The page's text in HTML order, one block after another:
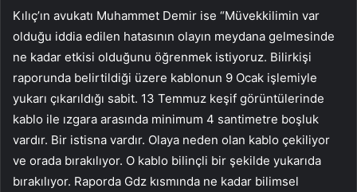
Kılıç’ın avukatı Muhammet Demir ise “Müvekkilimin var
olduğu iddia edilen hatasının olayın meydana gelmesinde
ne kadar etkisi olduğunu öğrenmek istiyoruz. Bilirkişi
raporunda belirtildiği üzere kablonun 9 Ocak işlemiyle
yukarı çıkarıldığı sabit. 13 Temmuz keşif görüntülerinde
kablo ile ızgara arasında minimum 4 santimetre boşluk
vardır. Bir istisna vardır. Olaya neden olan kablo çekiliyor
ve orada bırakılıyor. O kablo bilinçli bir şekilde yukarıda
bırakılıyor. Raporda Gdz kısmında ne kadar bilimsel